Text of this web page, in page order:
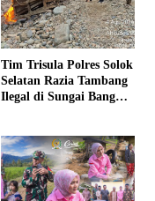
Tim Trisula Polres Solok
Selatan Razia Tambang
Ilegal di Sungai Bangko,